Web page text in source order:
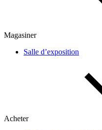
Magasiner
Salle d’exposition
Acheter